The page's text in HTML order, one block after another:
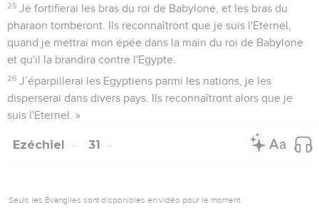
25 Je fortifierai les bras du roi de Babylone, et les bras du
pharaon tomberont. Ils reconnaîtront que je suis l'Eternel,
quand je mettrai mon épée dans la main du roi de Babylone
et qu'il la brandira contre l'Egypte.
26 J’éparpillerai les Egyptiens parmi les nations, je les
disperserai dans divers pays. Ils reconnaîtront alors que je
suis l'Eternel. »
Ezéchiel 31
Seuls les Évangiles sont disponibles en vidéo pour le moment.